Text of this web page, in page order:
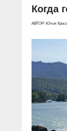
Когда
АВТОР: Юлия